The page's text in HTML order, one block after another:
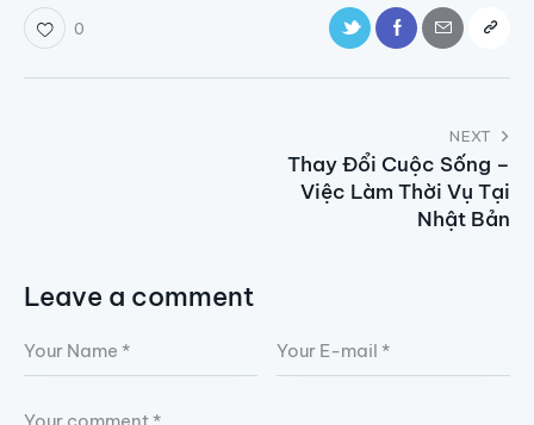
0
NEXT
Thay Đổi Cuộc Sống –
Việc Làm Thời Vụ Tại
Nhật Bản
Leave a comment